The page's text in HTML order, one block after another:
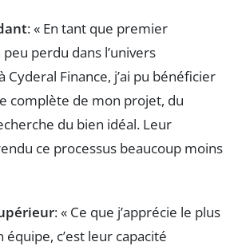
: « En tant que premier
perdu dans l’univers
Cyderal Finance, j’ai pu bénéficier
complète de mon projet, du
du bien idéal. Leur
ce processus beaucoup moins
: « Ce que j’apprécie le plus
équipe, c’est leur capacité